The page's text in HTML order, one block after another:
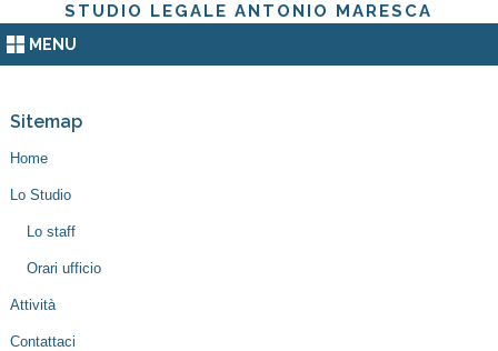
STUDIO LEGALE ANTONIO MARESCA
MENU
Sitemap
Home
Lo Studio
Lo staff
Orari ufficio
Attività
Contattaci